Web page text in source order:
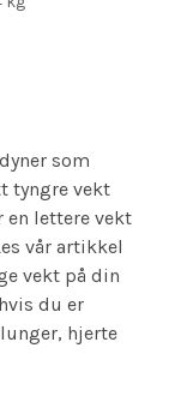
som
tyngre vekt
en lettere vekt
vår artikkel
vekt på din
du er
hjerte